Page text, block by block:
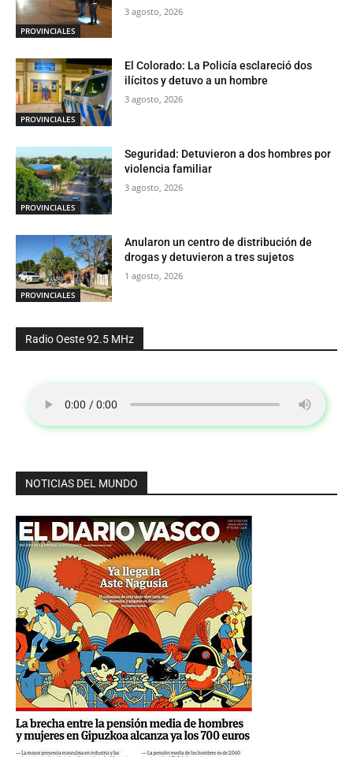
PROVINCIALES
3 agosto, 2026
PROVINCIALES
El Colorado: La Policía esclareció dos
ilícitos y detuvo a un hombre
3 agosto, 2026
PROVINCIALES
Seguridad: Detuvieron a dos hombres por
violencia familiar
3 agosto, 2026
PROVINCIALES
Anularon un centro de distribución de
drogas y detuvieron a tres sujetos
1 agosto, 2026
Radio Oeste 92.5 MHz
NOTICIAS DEL MUNDO